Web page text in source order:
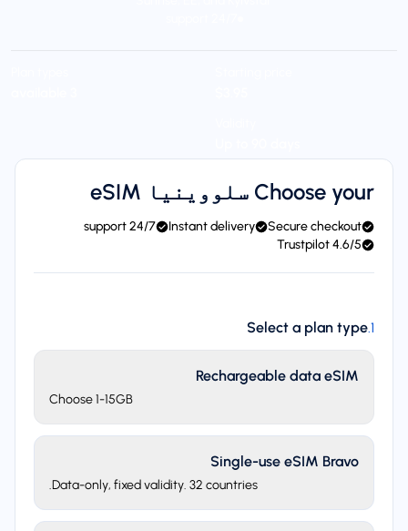
Choose your سلووینیا eSIM
Secure checkout
Instant delivery
24/7 support
4.6/5 Trustpilot
1
.
Select a plan type
Rechargeable data eSIM
Choose 1-15GB
Single-use eSIM Bravo
Data-only, fixed validity. 32 countries.